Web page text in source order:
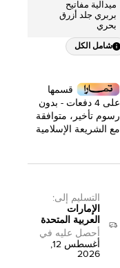
ميدالية مفاتيح
بربري جلد أزرق
بحري
شامل الكل
قسمها
على 4 دفعات - بدون
رسوم تأخير، متوافقة
مع الشريعة الإسلامية
التسليم إلى:
الإمارات
العربية المتحدة
أحصل عليه في
2026